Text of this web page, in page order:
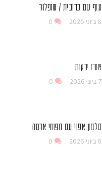
עוף עם כרובית / שופלור
8 ביוני 2026 0
אורז ירקות
7 ביוני 2026 0
סלמון אפוי עם תפוחי אדמה
6 ביוני 2026 0